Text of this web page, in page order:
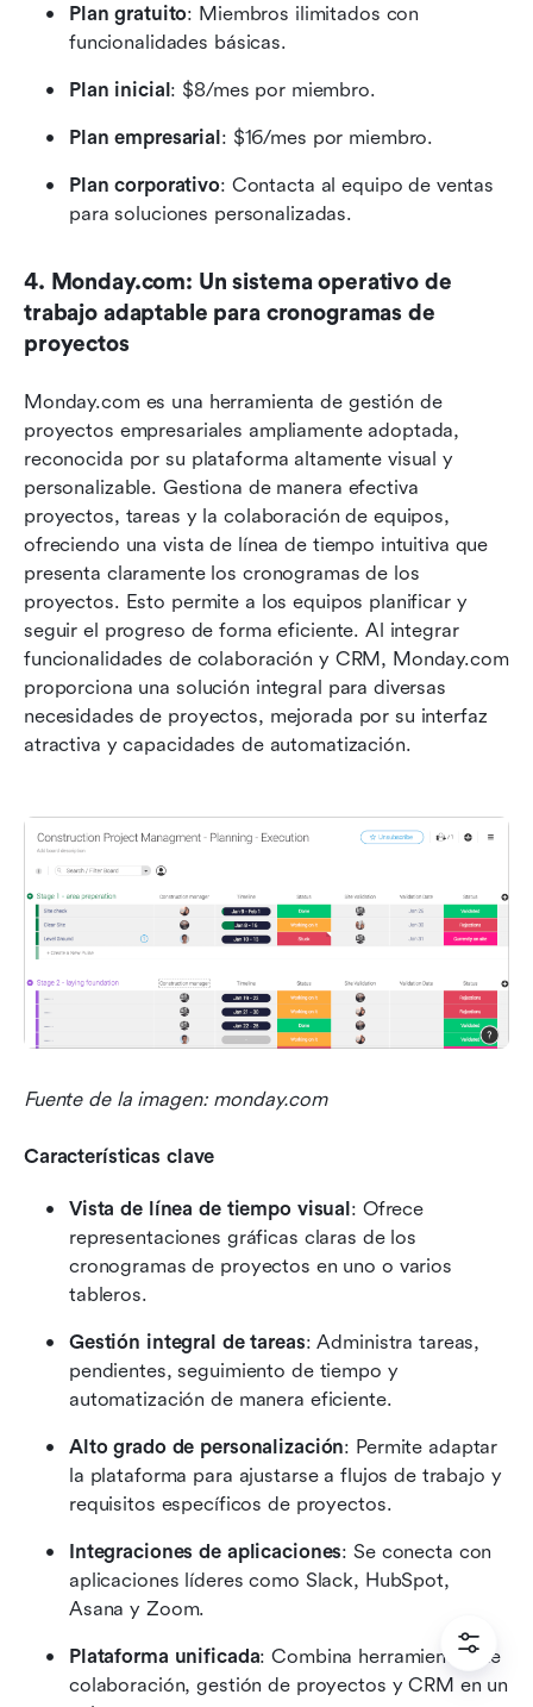
Plan gratuito: Miembros ilimitados con
funcionalidades básicas.
Plan inicial: $8/mes por miembro.
Plan empresarial: $16/mes por miembro.
Plan corporativo: Contacta al equipo de ventas
para soluciones personalizadas.
4. Monday.com: Un sistema operativo de
trabajo adaptable para cronogramas de
proyectos
Monday.com es una herramienta de gestión de
proyectos empresariales ampliamente adoptada,
reconocida por su plataforma altamente visual y
personalizable. Gestiona de manera efectiva
proyectos, tareas y la colaboración de equipos,
ofreciendo una vista de línea de tiempo intuitiva que
presenta claramente los cronogramas de los
proyectos. Esto permite a los equipos planificar y
seguir el progreso de forma eficiente. Al integrar
funcionalidades de colaboración y CRM, Monday.com
proporciona una solución integral para diversas
necesidades de proyectos, mejorada por su interfaz
atractiva y capacidades de automatización.
Fuente de la imagen: monday.com
Características clave
Vista de línea de tiempo visual: Ofrece
representaciones gráficas claras de los
cronogramas de proyectos en uno o varios
tableros.
Gestión integral de tareas: Administra tareas,
pendientes, seguimiento de tiempo y
automatización de manera eficiente.
Alto grado de personalización: Permite adaptar
la plataforma para ajustarse a flujos de trabajo y
requisitos específicos de proyectos.
Integraciones de aplicaciones: Se conecta con
aplicaciones líderes como Slack, HubSpot,
Asana y Zoom.
Plataforma unificada: Combina herramientas de
colaboración, gestión de proyectos y CRM en un